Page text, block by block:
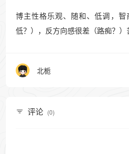
博主性格乐观、随和、低调，
低？），反方向感很差（路痴？）
北栀
评论 (0)